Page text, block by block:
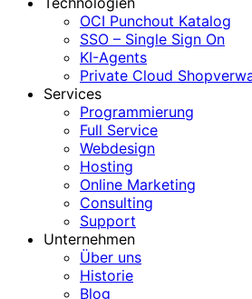
OCI Punchout Katalog
SSO – Single Sign On
KI-Agents
Private Cloud
Services
Programmierung
Full Service
Webdesign
Hosting
Online Marketing
Consulting
Support
Unternehmen
Über uns
Historie
Blog